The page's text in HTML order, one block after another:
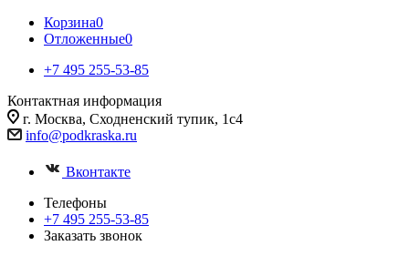
Корзина0
Отложенные0
+7 495 255-53-85
Контактная информация
г. Москва, Сходненский тупик, 1с4
info@podkraska.ru
Вконтакте
Телефоны
+7 495 255-53-85
Заказать звонок